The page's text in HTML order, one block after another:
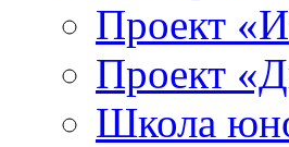
Проект
Проект
Школа